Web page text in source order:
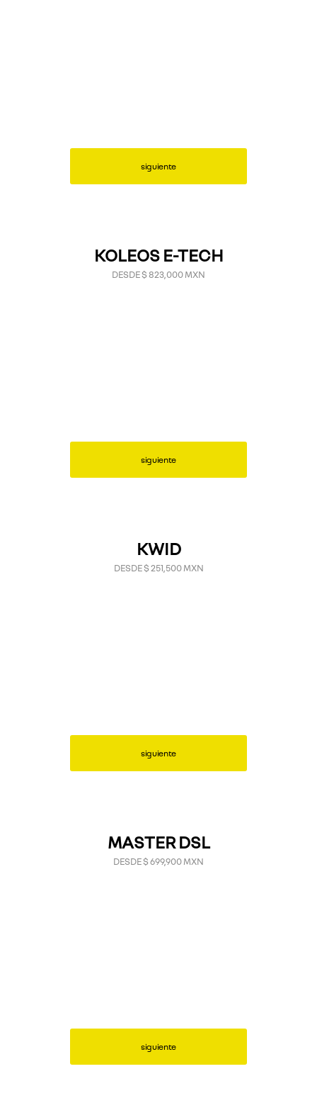
siguiente
KOLEOS E-TECH
DESDE $ 823,000 MXN
siguiente
KWID
DESDE $ 251,500 MXN
siguiente
MASTER DSL
DESDE $ 699,900 MXN
siguiente